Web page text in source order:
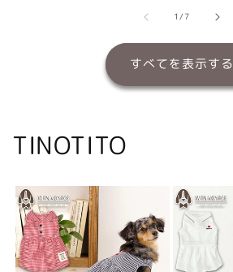
1/の
7
すべてを表示する
TINOTITO